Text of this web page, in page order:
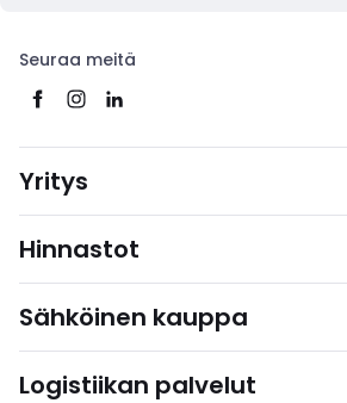
Seuraa meitä
Yritys
Hinnastot
Sähköinen kauppa
Logistiikan palvelut